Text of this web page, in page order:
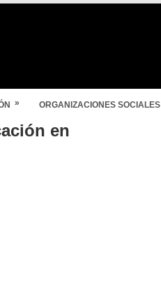
» ORGANIZACIONES SOCIALES
en